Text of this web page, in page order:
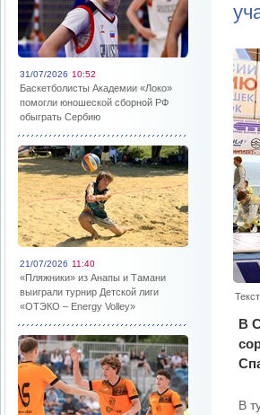
31/07/2026 10:52
Баскетболисты Академии «Локо»
помогли юношеской сборной РФ
обыграть Сербию
21/07/2026 11:40
«Пляжники» из Анапы и Тамани
выиграли турнир Детской лиги
«ОТЭКО – Energy Volley»
В
В